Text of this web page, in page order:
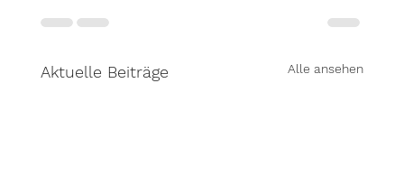
Aktuelle Beiträge Alle ansehen